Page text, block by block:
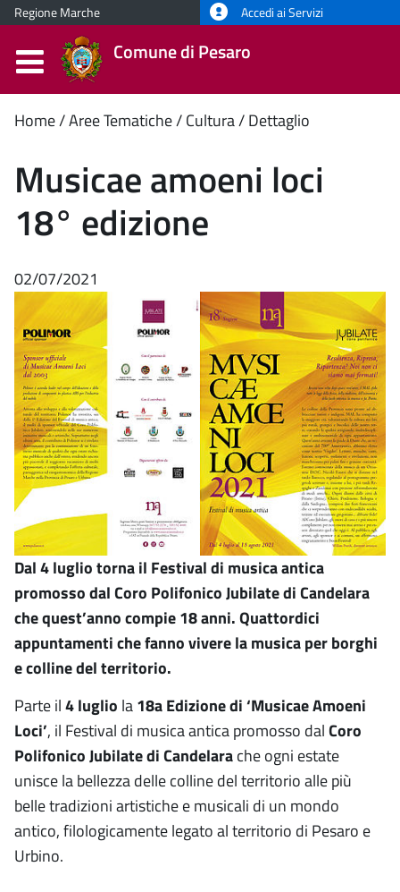
Regione Marche Accedi ai Servizi
Comune di Pesaro
Contenuto
principale
Home Aree Tematiche Cultura Dettaglio
Musicae amoeni loci
18° edizione
02/07/2021
Dal 4 luglio torna il Festival di musica antica
promosso dal Coro Polifonico Jubilate di Candelara
che quest’anno compie 18 anni. Quattordici
appuntamenti che fanno vivere la musica per borghi
e colline del territorio.
Parte il4 luglio la18a Edizione di ‘Musicae Amoeni
Loci’, il Festival di musica antica promosso dalCoro
Polifonico Jubilate di Candelarache ogni estate
unisce la bellezza delle colline del territorio alle più
belle tradizioni artistiche e musicali di un mondo
antico, filologicamente legato al territorio di Pesaro e
Urbino.